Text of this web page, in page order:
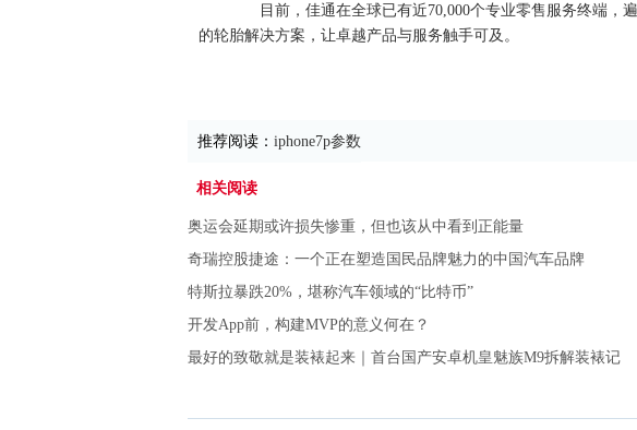
目前，佳通在全球已有近70,000个专业零售服务终端，
的轮胎解决方案，让卓越产品与服务触手可及。
推荐阅读： iphone7p参数
相关阅读
奥运会延期或许损失惨重，但也该从中看到正能量
奇瑞控股捷途：一个正在塑造国民品牌魅力的中国汽车品牌
特斯拉暴跌20%，堪称汽车领域的“比特币”
开发App前，构建MVP的意义何在？
最好的致敬就是装裱起来｜首台国产安卓机皇魅族M9拆解装裱记